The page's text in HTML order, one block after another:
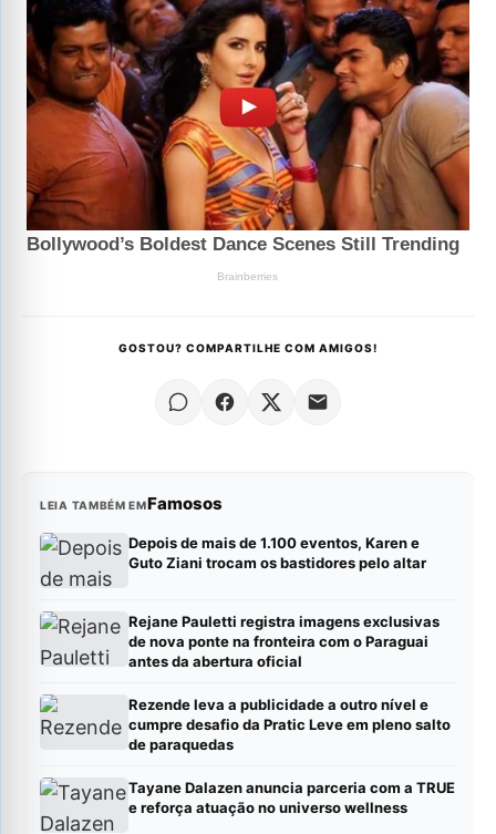
GOSTOU? COMPARTILHE COM AMIGOS!
LEIA TAMBÉM EMFamosos
Depois de mais de 1.100 eventos, Karen e
Guto Ziani trocam os bastidores pelo altar
Rejane Pauletti registra imagens exclusivas
de nova ponte na fronteira com o Paraguai
antes da abertura oficial
Rezende leva a publicidade a outro nível e
cumpre desafio da Pratic Leve em pleno salto
de paraquedas
Tayane Dalazen anuncia parceria com a TRUE
e reforça atuação no universo wellness